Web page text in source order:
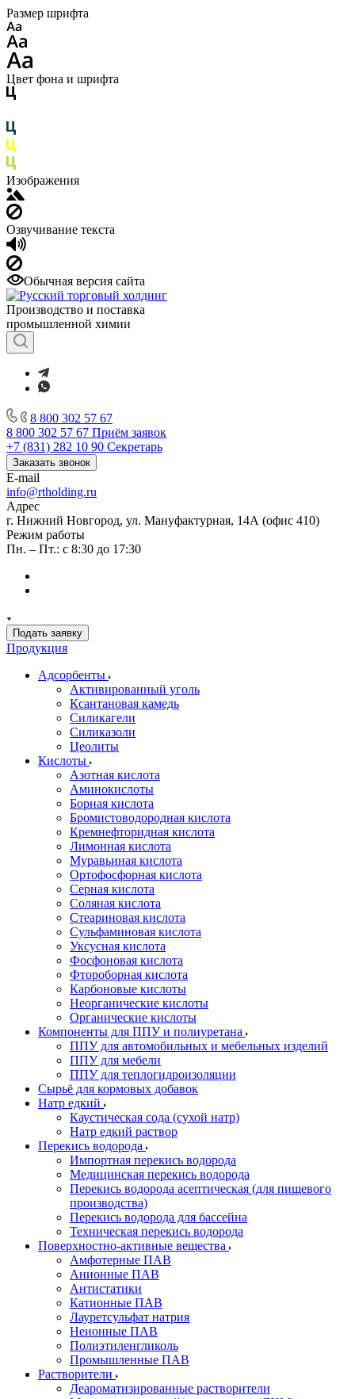
Размер шрифта
Цвет фона и шрифта
Изображения
Озвучивание текста
Обычная версия сайта
Производство и поставка
промышленной химии
8 800 302 57 67
8 800 302 57 67 Приём заявок
+7 (831) 282 10 90 Секретарь
Заказать звонок
E-mail
info@rtholding.ru
Адрес
г. Нижний Новгород, ул. Мануфактурная, 14А (офис 410)
Режим работы
Пн. – Пт.: с 8:30 до 17:30
Подать заявку
Продукция
Адсорбенты
Активированный уголь
Ксантановая камедь
Силикагели
Силиказоли
Цеолиты
Кислоты
Азотная кислота
Аминокислоты
Борная кислота
Бромистоводородная кислота
Кремнефторидная кислота
Лимонная кислота
Муравьиная кислота
Ортофосфорная кислота
Серная кислота
Соляная кислота
Стеариновая кислота
Сульфаминовая кислота
Уксусная кислота
Фосфоновая кислота
Фтороборная кислота
Карбоновые кислоты
Неорганические кислоты
Органические кислоты
Компоненты для ППУ и полиуретана
ППУ для автомобильных и мебельных изделий
ППУ для мебели
ППУ для теплогидроизоляции
Сырьё для кормовых добавок
Натр едкий
Каустическая сода (сухой натр)
Натр едкий раствор
Перекись водорода
Импортная перекись водорода
Медицинская перекись водорода
Перекись водорода асептическая (для пищевого
производства)
Перекись водорода для бассейна
Техническая перекись водорода
Поверхностно-активные вещества
Амфотерные ПАВ
Анионные ПАВ
Антистатики
Катионные ПАВ
Лауретсульфат натрия
Неионные ПАВ
Полиэтиленгликоль
Промышленные ПАВ
Растворители
Деароматизированные растворители